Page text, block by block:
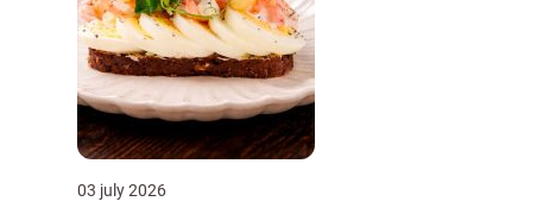
03 july 2026